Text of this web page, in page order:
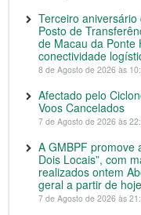
Terceiro
Posto de
de Macau da Ponte
conectividade
8 de Agosto de 2026 às
Afectado pelo
Voos Cancelados
7 de Agosto de 2026 às
A GMBPF promove
Dois Locais”, com
realizados ontem
geral a partir de hoje
7 de Agosto de 2026 às